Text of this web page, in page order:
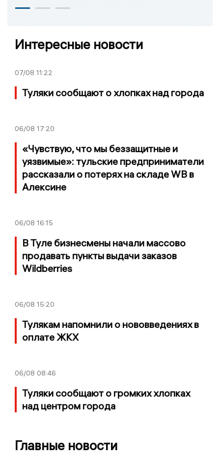
Интересные новости
07/08 11:22
Туляки сообщают о хлопках над города
06/08 17:20
«Чувствую, что мы беззащитные и
уязвимые»: тульские предприниматели
рассказали о потерях на складе WB в
Алексине
06/08 16:15
В Туле бизнесмены начали массово
продавать пункты выдачи заказов
Wildberries
06/08 15:20
Тулякам напомнили о нововведениях в
оплате ЖКХ
06/08 08:46
Туляки сообщают о громких хлопках
над центром города
Главные новости